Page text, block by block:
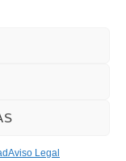
Aviso Legal
por